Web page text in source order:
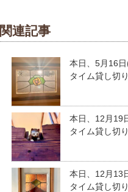
関連記事
本日、5月16
タイム貸し切
本日、12月19
タイム貸し切
本日、12月13
タイム貸し切